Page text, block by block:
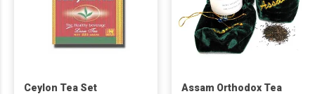
Ceylon Tea Set Assam Orthodox Tea